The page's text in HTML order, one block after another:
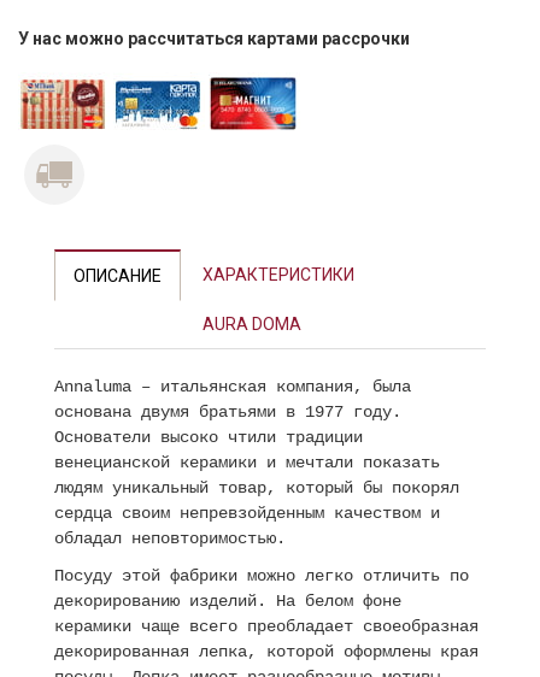
У нас можно рассчитаться картами рассрочки
ОПИСАНИЕ ХАРАКТЕРИСТИКИ
AURA DOMA
Annaluma – итальянская компания, была
основана двумя братьями в 1977 году.
Основатели высоко чтили традиции
венецианской керамики и мечтали показать
людям уникальный товар, который бы покорял
сердца своим непревзойденным качеством и
обладал неповторимостью.
Посуду этой фабрики можно легко отличить по
декорированию изделий. На белом фоне
керамики чаще всего преобладает своеобразная
декорированная лепка, которой оформлены края